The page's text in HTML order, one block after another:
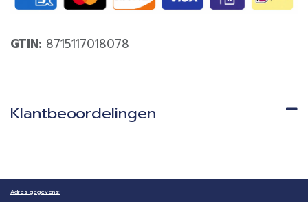
GTIN: 8715117018078
Klantbeoordelingen
Adres gegevens: